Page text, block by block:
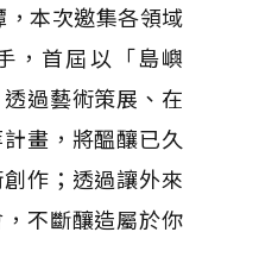
本次邀集各領域
，首屆以「島嶼
過藝術策展、在
畫，將醞釀已久
作；透過讓外來
不斷釀造屬於你